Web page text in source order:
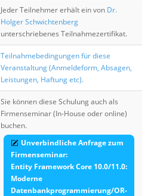
Jeder Teilnehmer erhält ein von Dr.
Holger Schwichtenberg
unterschriebenes Teilnahmezertifikat.
Teilnahmebedingungen für diese
Veranstaltung (Anmeldeform, Absagen,
Leistungen, Haftung etc).
Sie können diese Schulung auch als
Firmenseminar (In-House oder online)
buchen.
Unverbindliche Anfrage zum
Firmenseminar:
Entity Framework Core 10.0/11.0:
Moderne
Datenbankprogrammierung/OR-